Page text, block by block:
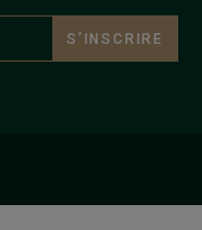
S’INSCRIRE